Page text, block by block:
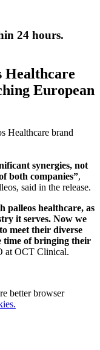
24 hours.
Healthcare
European
Healthcare brand
synergies, not
both companies”,
said in the release.
palleos healthcare, as
it serves. Now we
meet their diverse
time of bringing their
at OCT Clinical.
better browser